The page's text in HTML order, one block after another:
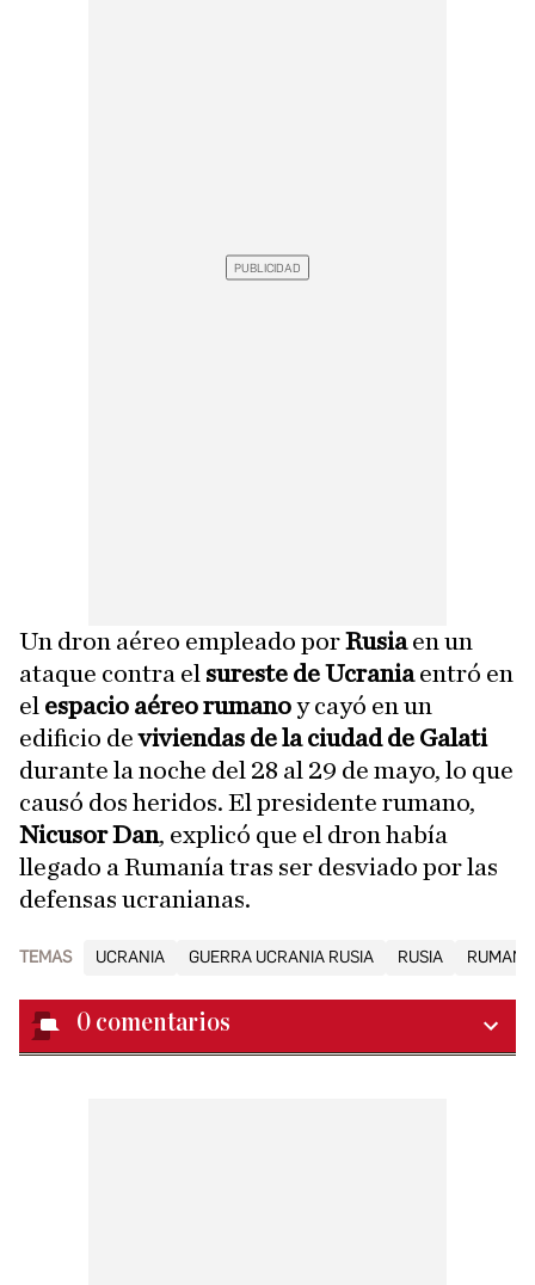
Un dron aéreo empleado porRusiaen un
ataque contra el sureste de Ucraniaentró en
el espacio aéreo rumanoy cayó en un
edificio deviviendas de la ciudad de Galati
durante la noche del 28 al 29 de mayo, lo que
causó dos heridos. El presidente rumano,
Nicusor Dan, explicó que el dron había
llegado a Rumanía tras ser desviado por las
defensas ucranianas.
TEMAS UCRANIA GUERRA UCRANIA RUSIA RUSIA
0 comentarios